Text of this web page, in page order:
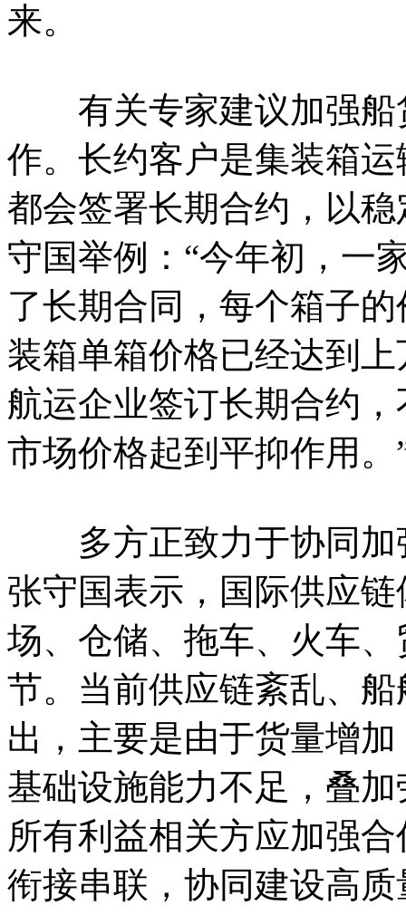
来。
有关专家建议加强船
作。长约客户是集装箱
都会签署长期合约，以
守国举例：“今年初，一
了长期合同，每个箱子
装箱单箱价格已经达到
航运企业签订长期合约
市场价格起到平抑作用。
多方正致力于协同加
张守国表示，国际供应
场、仓储、拖车、火车
节。当前供应链紊乱、
出，主要是由于货量增
基础设施能力不足，叠
所有利益相关方应加强
衔接串联，协同建设高